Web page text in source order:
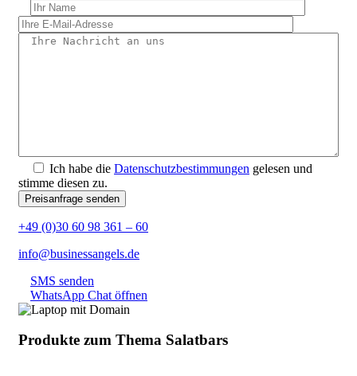
Ich habe die Datenschutzbestimmungen gelesen und
stimme diesen zu.
+49 (0)30 60 98 361 – 60
info@businessangels.de
SMS senden
WhatsApp Chat öffnen
Produkte zum Thema Salatbars